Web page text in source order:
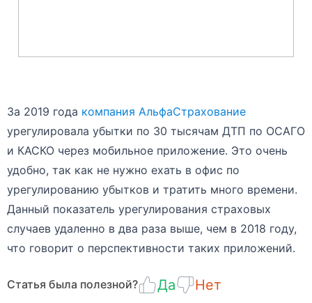
За 2019 года компания АльфаСтрахование
урегулировала убытки по 30 тысячам ДТП по ОСАГО
и КАСКО через мобильное приложение. Это очень
удобно, так как не нужно ехать в офис по
урегулированию убытков и тратить много времени.
Данный показатель урегулирования страховых
случаев удаленно в два раза выше, чем в 2018 году,
что говорит о перспективности таких приложений.
Статья была полезной? Да Нет